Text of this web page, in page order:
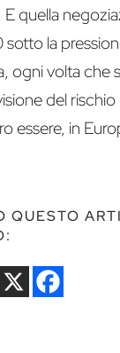
E quella
la
ogni volta che
del
essere, in
QUESTO